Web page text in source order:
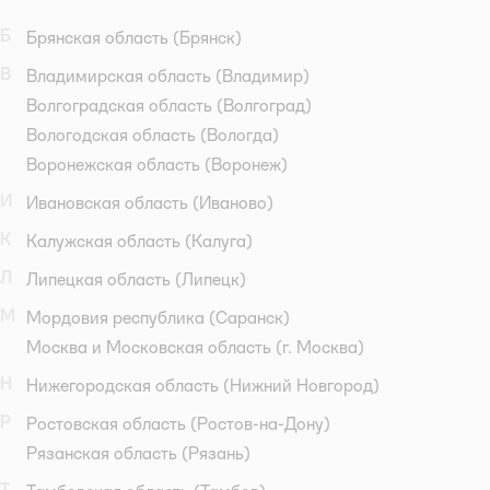
Брянская область (Брянск)
Владимирская область (Владимир)
Волгоградская область (Волгоград)
Вологодская область (Вологда)
Воронежская область (Воронеж)
Ивановская область (Иваново)
Калужская область (Калуга)
Липецкая область (Липецк)
Мордовия республика (Саранск)
Москва и Московская область (г. Москва)
Нижегородская область (Нижний Новгород)
Ростовская область (Ростов-на-Дону)
Рязанская область (Рязань)